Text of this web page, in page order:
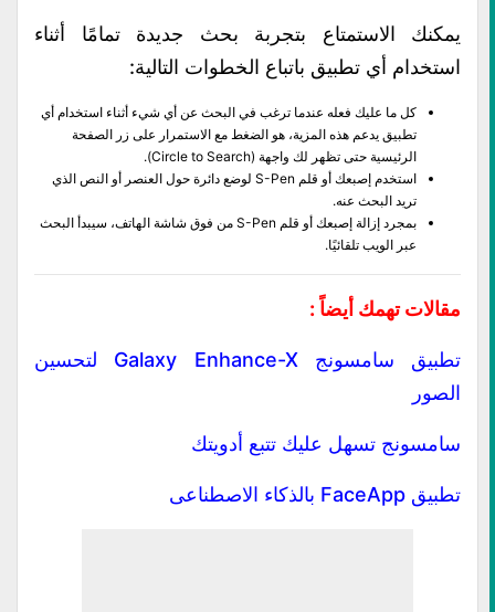
يمكنك الاستمتاع بتجربة بحث جديدة تمامًا أثناء
استخدام أي تطبيق باتباع الخطوات التالية:
كل ما عليك فعله عندما ترغب في البحث عن أي شيء أثناء استخدام أي
تطبيق يدعم هذه المزية، هو الضغط مع الاستمرار على زر الصفحة
الرئيسية حتى تظهر لك واجهة (Circle to Search).
استخدم إصبعك أو قلم S-Pen لوضع دائرة حول العنصر أو النص الذي
تريد البحث عنه.
بمجرد إزالة إصبعك أو قلم S-Pen من فوق شاشة الهاتف، سيبدأ البحث
عبر الويب تلقائيًا.
مقالات تهمك أيضاً :
تطبيق سامسونج Galaxy Enhance-X لتحسين
الصور
سامسونج تسهل عليك تتبع أدويتك
تطبيق FaceApp بالذكاء الاصطناعى